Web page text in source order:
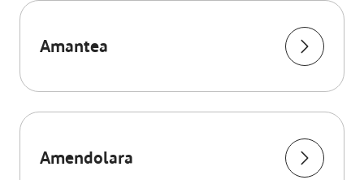
Amantea
Amendolara